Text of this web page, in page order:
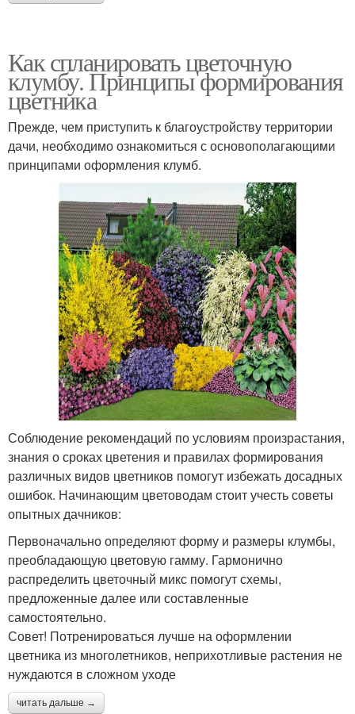
Как спланировать цветочную
клумбу. Принципы формирования
цветника
Прежде, чем приступить к благоустройству территории
дачи, необходимо ознакомиться с основополагающими
принципами оформления клумб.
Соблюдение рекомендаций по условиям произрастания,
знания о сроках цветения и правилах формирования
различных видов цветников помогут избежать досадных
ошибок. Начинающим цветоводам стоит учесть советы
опытных дачников:
Первоначально определяют форму и размеры клумбы,
преобладающую цветовую гамму. Гармонично
распределить цветочный микс помогут схемы,
предложенные далее или составленные
самостоятельно.
​Совет! Потренироваться лучше на оформлении
цветника из многолетников, неприхотливые растения не
нуждаются в сложном уходе
читать дальше →